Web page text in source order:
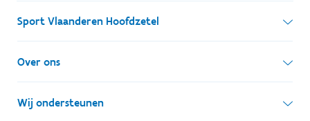
Sport Vlaanderen Hoofdzetel
Simon Bolivarlaan 17
1000 Brussel
Ondernemingsnummer: BE 0248.142.826
Over ons
Wie zijn we, wat doen we
Wij ondersteunen